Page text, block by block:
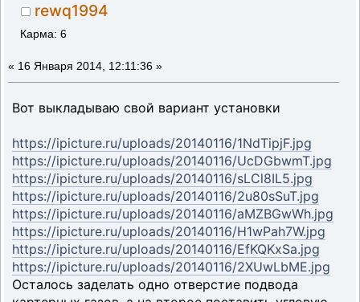
rewq1994
Карма: 6
« 16 Января 2014, 12:11:36 »
Вот выкладываю свой вариант установки
https://ipicture.ru/uploads/20140116/1NdTipjF.jpg
https://ipicture.ru/uploads/20140116/UcDGbwmT.jpg
https://ipicture.ru/uploads/20140116/sLCl8IL5.jpg
https://ipicture.ru/uploads/20140116/2u80sSuT.jpg
https://ipicture.ru/uploads/20140116/aMZBGwWh.jpg
https://ipicture.ru/uploads/20140116/H1wPah7W.jpg
https://ipicture.ru/uploads/20140116/EfKQKxSa.jpg
https://ipicture.ru/uploads/20140116/2XUwLbME.jpg
Осталось заделать одно отверстие подвода